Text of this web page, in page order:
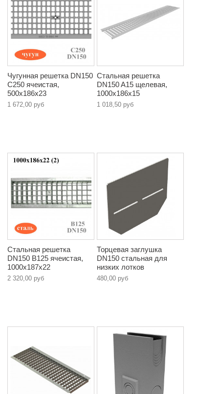
Чугунная решетка DN150
C250 ячеистая,
500х186х23
1 672,00 руб
Стальная решетка
DN150 A15 щелевая,
1000х186х15
1 018,50 руб
Стальная решетка
DN150 B125 ячеистая,
1000х187х22
2 320,00 руб
Торцевая заглушка
DN150 стальная для
низких лотков
480,00 руб